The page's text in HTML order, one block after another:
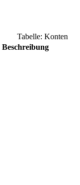
Tabelle: Konten
Beschreibung